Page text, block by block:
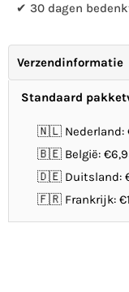
✔ 30 dagen
Verzendinformatie
Standaard
🇳🇱 Nederland:
🇧🇪 België:
🇩🇪 Duitsland:
🇫🇷 Frankrijk: